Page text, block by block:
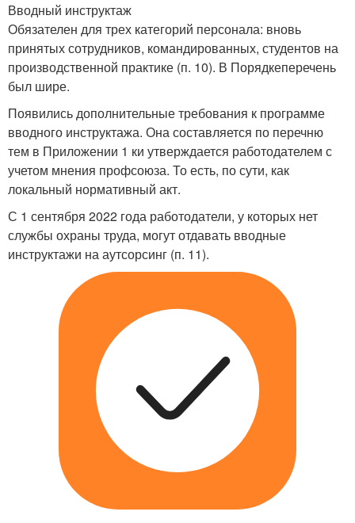
Вводный инструктаж
Обязателен для трех категорий персонала: вновь
принятых сотрудников, командированных, студентов на
производственной практике (п. 10). В Порядкеперечень
был шире.
Появились дополнительные требования к программе
вводного инструктажа. Она составляется по перечню
тем в Приложении 1 ки утверждается работодателем с
учетом мнения профсоюза. То есть, по сути, как
локальный нормативный акт.
С 1 сентября 2022 года работодатели, у которых нет
службы охраны труда, могут отдавать вводные
инструктажи на аутсорсинг (п. 11).